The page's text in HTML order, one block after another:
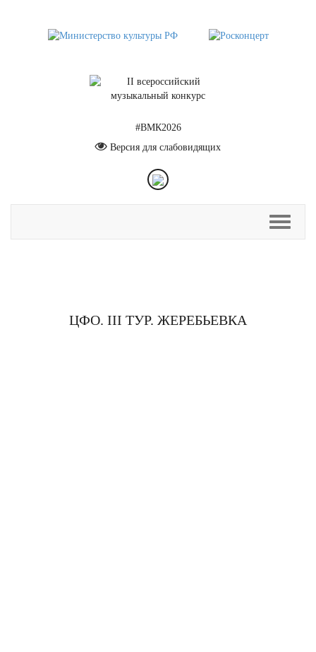
#ВМК2026
Версия для слабовидящих
ЦФО. III ТУР. ЖЕРЕБЬЕВКА